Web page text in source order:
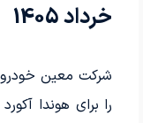
خرداد 1405
شرکت معین خودرو